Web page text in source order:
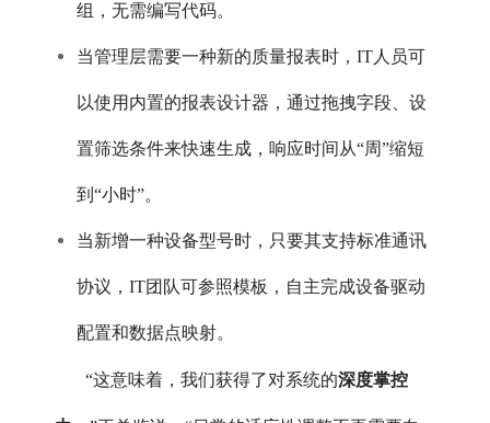
组，无需编写代码。
当管理层需要一种新的质量报表时，IT人员可
以使用内置的报表设计器，通过拖拽字段、设
置筛选条件来快速生成，响应时间从“周”缩短
到“小时”。
当新增一种设备型号时，只要其支持标准通讯
协议，IT团队可参照模板，自主完成设备驱动
配置和数据点映射。
“这意味着，我们获得了对系统的深度掌控